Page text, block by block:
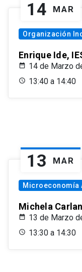
14 MAR
Organización
Enrique Ide,
14 de Marzo
13:40 a 14:40
13 MAR
Microeconomía
Michela
13 de Marzo
13:30 a 14:30